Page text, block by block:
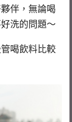
伴，無論喝
洗的問題～
喝飲料比較